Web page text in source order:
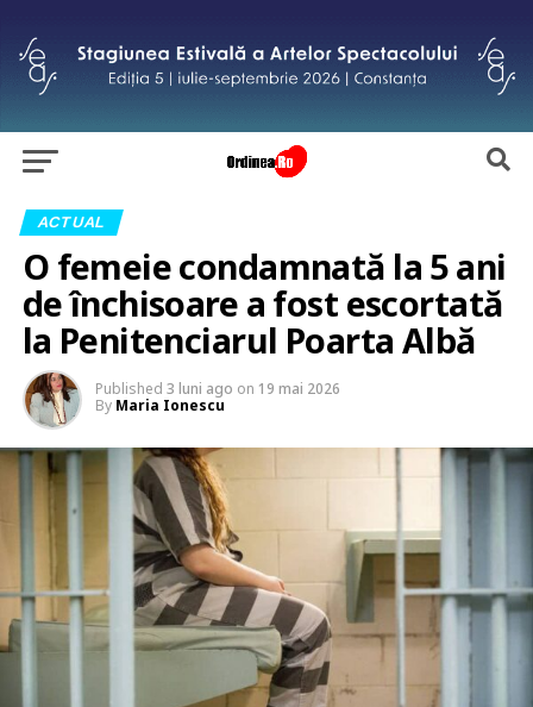
ACTUAL
O femeie condamnată la 5 ani
de închisoare a fost escortată
la Penitenciarul Poarta Albă
Published 3 luni ago on 19 mai 2026
By Maria Ionescu